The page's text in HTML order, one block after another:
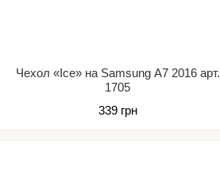
Чехол «Ice» на Samsung A7 2016 арт.
1705
339 грн